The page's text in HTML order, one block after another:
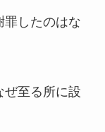
罪したのはな
ぜ至る所に設